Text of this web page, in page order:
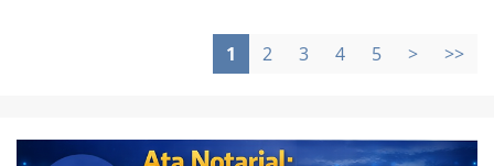
1 2 3 4 5 > >>